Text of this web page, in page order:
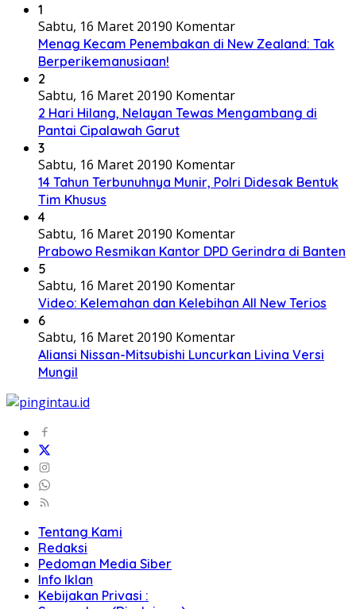
1
Sabtu, 16 Maret 20190 Komentar
Menag Kecam Penembakan di New Zealand: Tak
Berperikemanusiaan!
2
Sabtu, 16 Maret 20190 Komentar
2 Hari Hilang, Nelayan Tewas Mengambang di
Pantai Cipalawah Garut
3
Sabtu, 16 Maret 20190 Komentar
14 Tahun Terbunuhnya Munir, Polri Didesak Bentuk
Tim Khusus
4
Sabtu, 16 Maret 20190 Komentar
Prabowo Resmikan Kantor DPD Gerindra di Banten
5
Sabtu, 16 Maret 20190 Komentar
Video: Kelemahan dan Kelebihan All New Terios
6
Sabtu, 16 Maret 20190 Komentar
Aliansi Nissan-Mitsubishi Luncurkan Livina Versi
Mungil
Tentang Kami
Redaksi
Pedoman Media Siber
Info Iklan
Kebijakan Privasi :